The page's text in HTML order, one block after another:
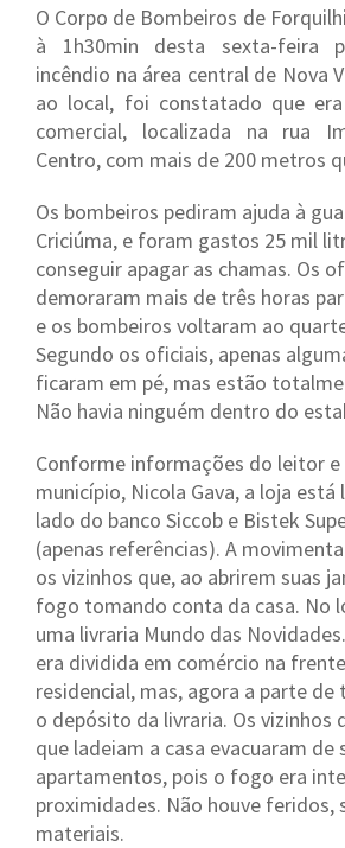
O Corpo de Bombeiros de
à 1h30min desta sexta-feira
incêndio na área central de Nova
ao local, foi constatado que
comercial, localizada na rua
Centro, com mais de 200 metros
Os bombeiros pediram ajuda à
Criciúma, e foram gastos 25 mil
conseguir apagar as chamas. Os
demoraram mais de três horas
e os bombeiros voltaram ao
Segundo os oficiais, apenas
ficaram em pé, mas estão
Não havia ninguém dentro do
Conforme informações do leitor
município, Nicola Gava, a loja está
lado do banco Siccob e Bistek
(apenas referências). A
os vizinhos que, ao abrirem suas
fogo tomando conta da casa. No
uma livraria Mundo das
era dividida em comércio na
residencial, mas, agora a parte
o depósito da livraria. Os vizinhos
que ladeiam a casa evacuaram de
apartamentos, pois o fogo era
proximidades. Não houve feridos,
materiais.